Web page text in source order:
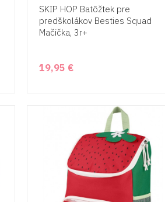
SKIP HOP Batôžtek pre
predškolákov Besties Squad
Mačička, 3r+
19,95 €